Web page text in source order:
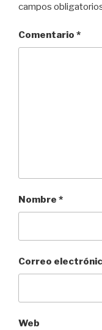
campos
Comentario *
Nombre *
Correo
Web